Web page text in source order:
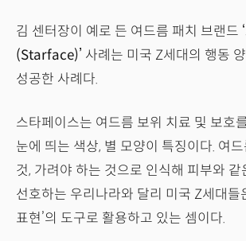
김 센터장이 예로 든 여드름 패치 브랜드
(Starface)’ 사례는 미국 Z세대의 행동
성공한 사례다.
스타페이스는 여드름 보위 치료 및 보호
눈에 띄는 색상, 별 모양이 특징이다. 여
것, 가려야 하는 것으로 인식해 피부와 같
선호하는 우리나라와 달리 미국 Z세대들
표현’의 도구로 활용하고 있는 셈이다.